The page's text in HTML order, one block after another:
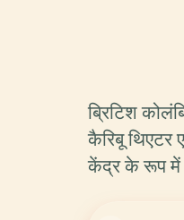
ब्रिटिश
कैरिबू
केंद्र के रूप में